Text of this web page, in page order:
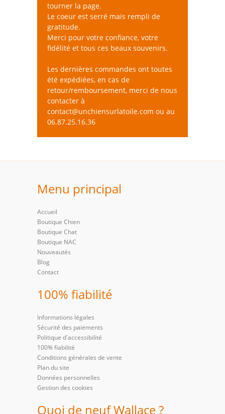
tourner la page.
Le coeur est serré mais rempli de
gratitude.
Merci pour votre confiance, votre
fidélité et tous ces beaux souvenirs.
Les dernières commandes ont toutes
été expédiées, en cas de
retour/remboursement, merci de nous
contacter à
contact@unchiensurlatoile.com ou au
06.87.25.16.36
Pas de produit disponible
Pas de produit disponible
Menu principal
Accueil
Boutique Chien
Boutique Chat
Boutique NAC
Nouveautés
Blog
Contact
100% fiabilité
Informations légales
Sécurité des paiements
Politique d'accessibilité
100% fiabilité
Conditions générales de vente
Plan du site
Données personnelles
Gestion des cookies
Quoi de neuf Wallace ?